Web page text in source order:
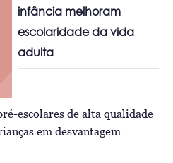
infância melhoram
escolaridade da vida
adulta
escolares de alta qualidade
em desvantagem